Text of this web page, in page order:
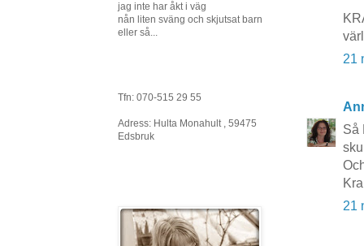
21
Så
21
jag inte har åkt i väg
nån liten sväng och skjutsat barn
eller så...
Tfn: 070-515 29 55
Adress: Hulta Monahult , 59475
Edsbruk